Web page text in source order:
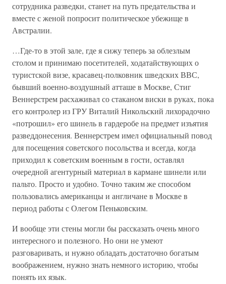
сотрудника разведки, станет на путь предательства и
вместе с женой попросит политическое убежище в
Австралии.
…Где-то в этой зале, где я сижу теперь за облезлым
столом и принимаю посетителей, ходатайствующих о
туристской визе, красавец-полковник шведских ВВС,
бывший военно-воздушный атташе в Москве, Стиг
Веннерстрем расхаживал со стаканом виски в руках, пока
его контролер из ГРУ Виталий Никольский лихорадочно
«потрошил» его шинель в гардеробе на предмет изъятия
разведдонесения. Веннерстрем имел официальный повод
для посещения советского посольства и всегда, когда
приходил к советским военным в гости, оставлял
очередной агентурный материал в кармане шинели или
пальто. Просто и удобно. Точно таким же способом
пользовались американцы и англичане в Москве в
период работы с Олегом Пеньковским.
И вообще эти стены могли бы рассказать очень много
интересного и полезного. Но они не умеют
разговаривать, и нужно обладать достаточно богатым
воображением, нужно знать немного историю, чтобы
понять их язык.